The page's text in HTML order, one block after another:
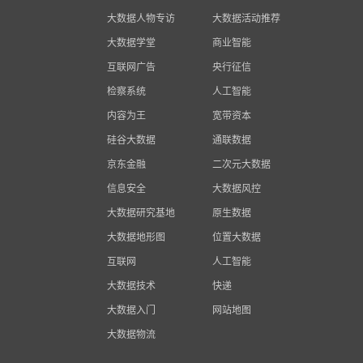
大数据人物专访 大数据活动推荐
大数据学堂 商业智能
互联网广告 央行征信
检察系统 人工智能
内容为王 宽带资本
硅谷大数据 通联数据
京东金融 二次元大数据
信息安全 大数据风控
大数据研究基地 原生数据
大数据地形图 位置大数据
互联网 人工智能
大数据技术 快递
大数据入门 网站地图
大数据物流